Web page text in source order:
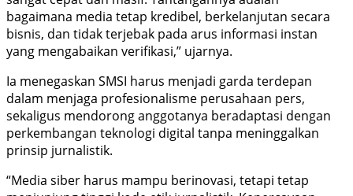
bagaimana media tetap kredibel, berkelanjutan secara
bisnis, dan tidak terjebak pada arus informasi instan
yang mengabaikan verifikasi,” ujarnya.
Ia menegaskan SMSI harus menjadi garda terdepan
dalam menjaga profesionalisme perusahaan pers,
sekaligus mendorong anggotanya beradaptasi dengan
perkembangan teknologi digital tanpa meninggalkan
prinsip jurnalistik.
“Media siber harus mampu berinovasi, tetapi tetap